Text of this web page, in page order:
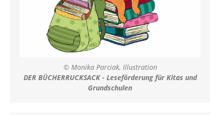
© Monika Parciak, Illustration
DER BÜCHERRUCKSACK - Leseförderung für Kitas und
Grundschulen